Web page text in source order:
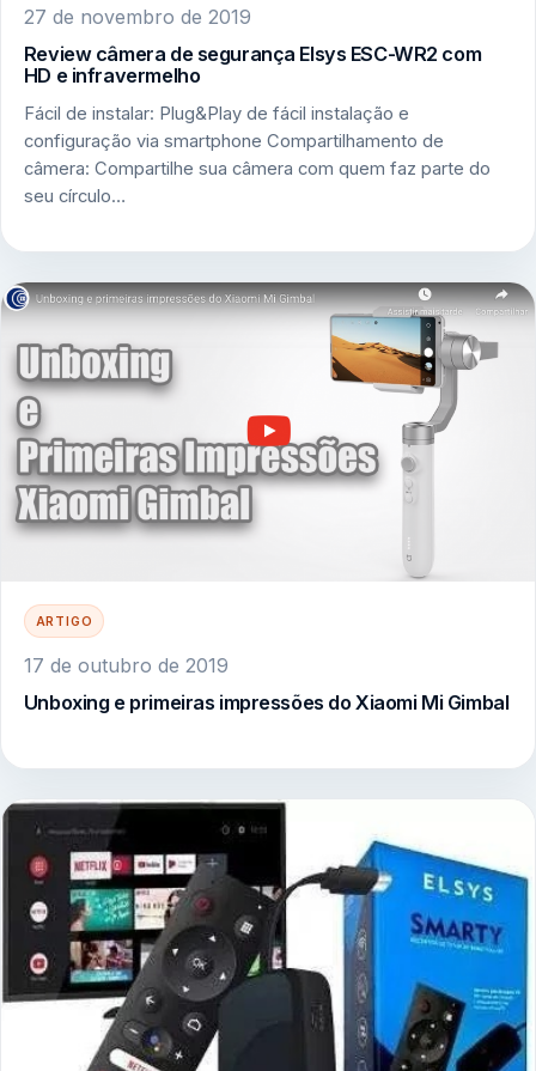
27 de novembro de 2019
Review câmera de segurança Elsys ESC-WR2 com
HD e infravermelho
Fácil de instalar: Plug&Play de fácil instalação e
configuração via smartphone Compartilhamento de
câmera: Compartilhe sua câmera com quem faz parte do
seu círculo…
ARTIGO
17 de outubro de 2019
Unboxing e primeiras impressões do Xiaomi Mi Gimbal